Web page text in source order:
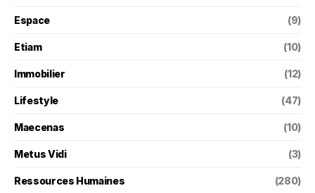
Espace (9)
Etiam (10)
Immobilier (12)
Lifestyle (47)
Maecenas (10)
Metus Vidi (3)
Ressources Humaines (280)